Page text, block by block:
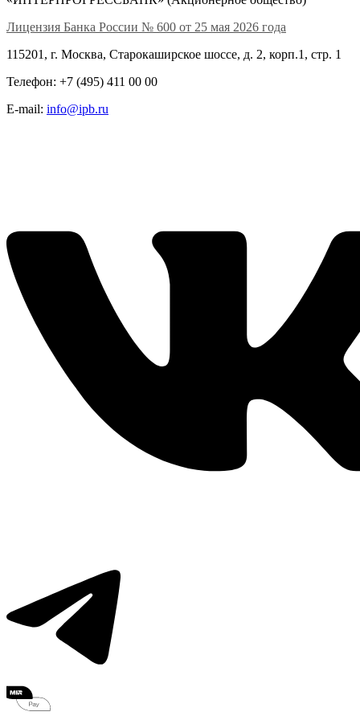
Лицензия Банка России № 600 от 25 мая 2026 года
115201, г. Москва, Старокаширское шоссе, д. 2, корп.1, стр. 1
Телефон: +7 (495) 411 00 00
E-mail: info@ipb.ru